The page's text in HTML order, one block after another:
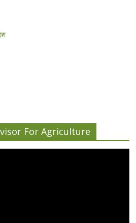
For Agriculture